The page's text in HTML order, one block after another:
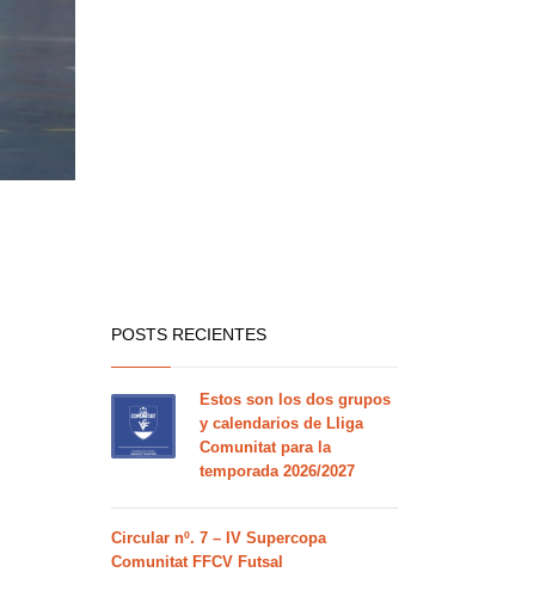
POSTS RECIENTES
Estos son los dos grupos
y calendarios de Lliga
Comunitat para la
temporada 2026/2027
Circular nº. 7 – IV Supercopa
Comunitat FFCV Futsal